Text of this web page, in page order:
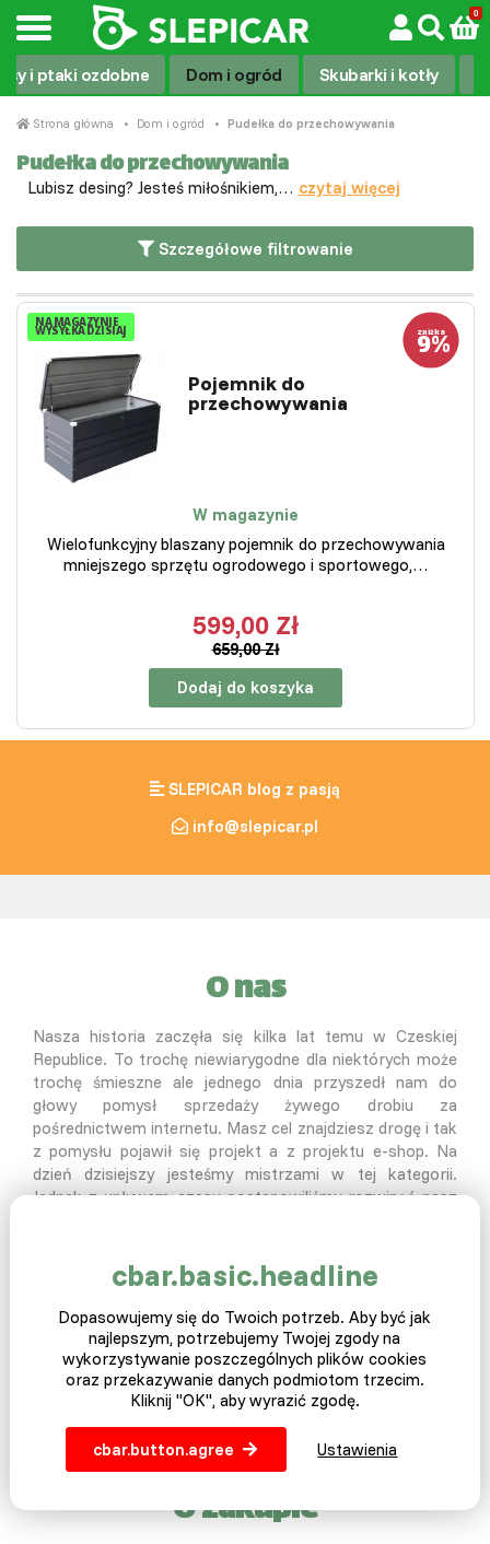
i ptaki ozdobne Dom i ogród Skubarki i kotły
Strona główna Dom i ogród Pudełka do przechowywania
Pudełka do przechowywania
Lubisz desing? Jesteś miłośnikiem,… czytaj więcej
Szczegółowe filtrowanie
NA MAGAZYNIE
WYSYŁKA DZISIAJ
Pojemnik do
przechowywania
W magazynie
Wielofunkcyjny blaszany pojemnik do przechowywania
mniejszego sprzętu ogrodowego i sportowego,…
599,00 Zł
659,00 Zł
Dodaj do koszyka
SLEPICAR blog z pasją
info@slepicar.pl
O nas
Nasza historia zaczęła się kilka lat temu w Czeskiej
Republice. To trochę niewiarygodne dla niektórych może
trochę śmieszne ale jednego dnia przyszedł nam do
głowy pomysł sprzedaży żywego drobiu za
pośrednictwem internetu. Masz cel znajdziesz drogę i tak
z pomysłu pojawił się projekt a z projektu e-shop. Na
dzień dzisiejszy jesteśmy mistrzami w tej kategorii.
Jednak z upływem czasu postanowiliśmy rozwinąć nasz
dziedzinach takich jak: zwierzęta gospodarcze, domowe,
ogrodnictwo, rolnictwo, pszczelarstwo i wiele innych. Na
dzień dzisiejszy możemy powiedzieć sami o sobie, że
jesteśmy firmą z solidnym kapitałem, tradycją i bardzo
szerokim asortymentem dla każdego małego czy
wielkiego agrotechnika. Większość naszego towaru
posiadamy na magazynie, dzięki czemu nie czekasz na
zamówiony produkt. Sprawdź koniecznie naszą ofertę
jeszcze dzisiaj. Serdecznie zapraszamy do zakupów.
O zakupie
cbar.basic.headline
Dopasowujemy się do Twoich potrzeb. Aby być jak
najlepszym, potrzebujemy Twojej zgody na
wykorzystywanie poszczególnych plików cookies
oraz przekazywanie danych podmiotom trzecim.
Kliknij "OK", aby wyrazić zgodę.
cbar.button.agree Ustawienia